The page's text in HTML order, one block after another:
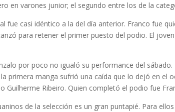
en varones junior; el segundo entre los de la
fue casi idéntico a la del día anterior. Franco fue
para retener el primer puesto del podio. El
por poco no igualó su performance del
primera manga sufrió una caída que lo dejó en
Guilherme Ribeiro. Quien completó el podio fue
de la selección es un gran puntapié. Para